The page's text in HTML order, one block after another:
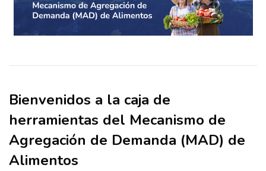
Bienvenidos a la caja de
herramientas del Mecanismo de
Agregación de Demanda (MAD) de
Alimentos